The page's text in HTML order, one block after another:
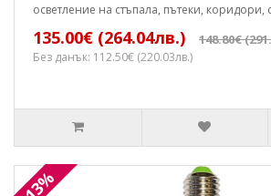
осветление на стъпала, пътеки, коридори,
135.00€ (264.04лв.) 148.80€
Без данък: 112.50€ (220.03лв.)